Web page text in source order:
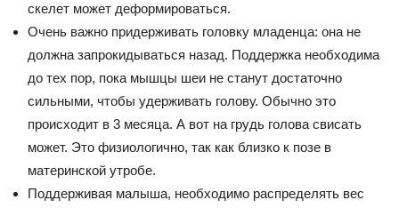
скелет может деформироваться.
Очень важно придерживать головку младенца: она не
должна запрокидываться назад. Поддержка необходима
до тех пор, пока мышцы шеи не станут достаточно
сильными, чтобы удерживать голову. Обычно это
происходит в 3 месяца. А вот на грудь голова свисать
может. Это физиологично, так как близко к позе в
материнской утробе.
Поддерживая малыша, необходимо распределять вес